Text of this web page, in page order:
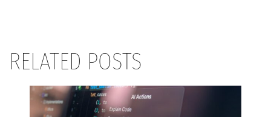
RELATED POSTS